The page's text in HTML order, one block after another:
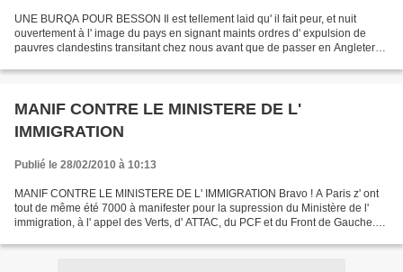
UNE BURQA POUR BESSON Il est tellement laid qu' il fait peur, et nuit
ouvertement à l' image du pays en signant maints ordres d' expulsion de
pauvres clandestins transitant chez nous avant que de passer en Angleterre.
MANIF CONTRE LE MINISTERE DE L'
IMMIGRATION
Publié le 28/02/2010 à 10:13
MANIF CONTRE LE MINISTERE DE L' IMMIGRATION Bravo ! A Paris z' ont
tout de même été 7000 à manifester pour la supression du Ministère de l'
immigration, à l' appel des Verts, d' ATTAC, du PCF et du Front de Gauche.